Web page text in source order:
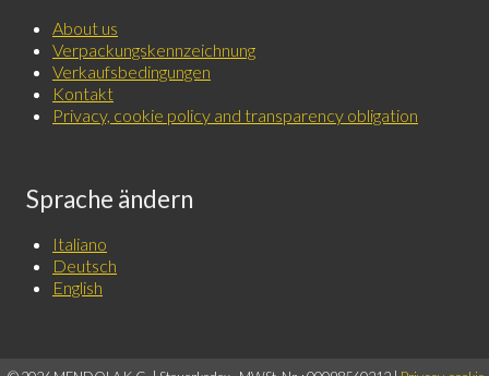
About us
Verpackungskennzeichnung
Verkaufsbedingungen
Kontakt
Privacy, cookie policy and transparency obligation
Sprache ändern
Italiano
Deutsch
English